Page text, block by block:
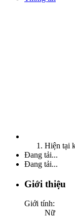
Hiện tại
Đang tải...
Đang tải...
Giới thiệu
Giới tính:
Nữ